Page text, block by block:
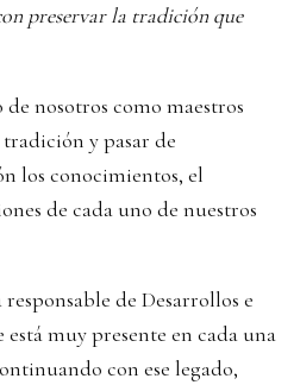
preservar la tradición que
nosotros como maestros
tradición y pasar de
los conocimientos, el
de cada uno de nuestros
de Desarrollos e
muy presente en cada una
con ese legado,